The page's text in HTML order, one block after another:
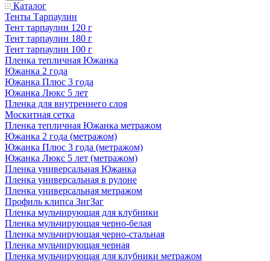
Каталог
Тенты Тарпаулин
Тент тарпаулин 120 г
Тент тарпаулин 180 г
Тент тарпаулин 100 г
Пленка тепличная Южанка
Южанка 2 года
Южанка Плюс 3 года
Южанка Люкс 5 лет
Пленка для внутреннего слоя
Москитная сетка
Пленка тепличная Южанка метражом
Южанка 2 года (метражом)
Южанка Плюс 3 года (метражом)
Южанка Люкс 5 лет (метражом)
Пленка универсальная Южанка
Пленка универсальная в рулоне
Пленка универсальная метражом
Профиль клипса ЗигЗаг
Пленка мульчирующая для клубники
Пленка мульчирующая черно-белая
Пленка мульчирующая черно-стальная
Пленка мульчирующая черная
Пленка мульчирующая для клубники метражом